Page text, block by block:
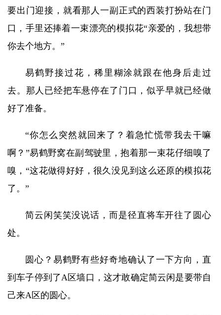
要出门迎接，就看那人一副正式的西装打扮站在门
口，手里还捧着一束漂亮的模拟花“亲爱的，我想带
你去个地方。”
易鹤野接过花，稀里糊涂就跟在他身后走过
去。那人已经把车悬停在了门口，似乎早就已经做
好了准备。
“你怎么突然就回来了？着急忙慌带我去干嘛
啊？”易鹤野窝在副驾驶里，抱着那一束花仔细嗅了
嗅，“这花做得好好，很久没见到这么还原的模拟花
了。”
简云闲笑笑没说话，而是径直将车开往了圆心
处。
圆心？易鹤野有些好奇地确认了一下方向，直
到车子停到了A区墙口，这才敢确定简云闲是要带自
己来A区的圆心。